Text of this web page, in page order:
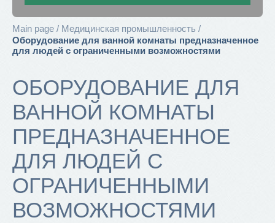
Main page
Медицинская промышленность
Оборудование для ванной комнаты предназначенное
для людей с ограниченными возможностями
ОБОРУДОВАНИЕ ДЛЯ
ВАННОЙ КОМНАТЫ
ПРЕДНАЗНАЧЕННОЕ
ДЛЯ ЛЮДЕЙ С
ОГРАНИЧЕННЫМИ
ВОЗМОЖНОСТЯМИ